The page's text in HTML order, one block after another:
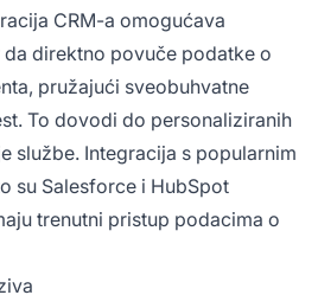
CRM-a omogućava
direktno povuče podatke o
pružajući sveobuhvatne
To dovodi do personaliziranih
službe. Integracija s popularnim
su Salesforce i HubSpot
trenutni pristup podacima o